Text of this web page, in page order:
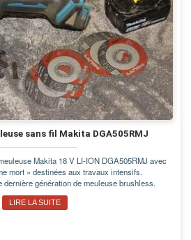
sans fil Makita DGA505RMJ
Makita 18 V LI-ION DGA505RMJ avec
mort » destinées aux travaux intensifs.
génération de meuleuse brushless.
LIRE LA SUITE